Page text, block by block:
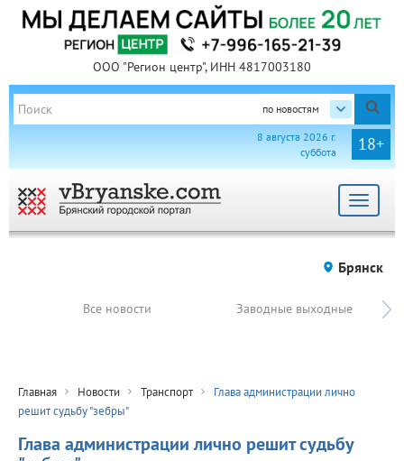
ООО "Регион центр", ИНН 4817003180
по новостям
18+
8 августа 2026 г.
суббота
Toggle
Брянск
Все новости Заводные выходные
Главная Новости Транспорт
Глава администрации лично
решит судьбу "зебры"
Глава администрации лично решит судьбу